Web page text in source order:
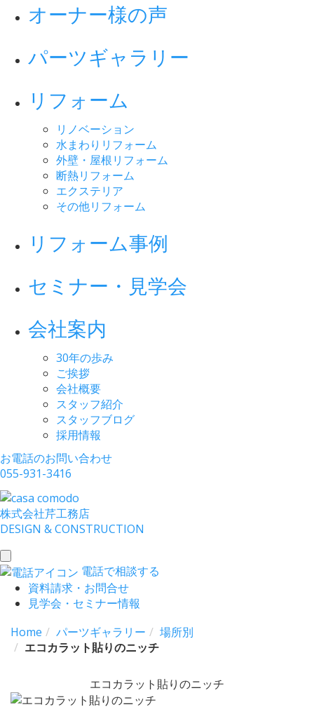
オーナー様の声
パーツギャラリー
リフォーム
リノベーション
水まわりリフォーム
外壁・屋根リフォーム
断熱リフォーム
エクステリア
その他リフォーム
リフォーム事例
セミナー・見学会
会社案内
30年の歩み
ご挨拶
会社概要
スタッフ紹介
スタッフブログ
採用情報
お電話のお問い合わせ
055-931-3416
株式会社芹工務店
DESIGN &CONSTRUCTION
toggle
navigation
電話で相談する
資料請求・お問合せ
見学会・セミナー情報
Home
パーツギャラリー
場所別
エコカラット貼りのニッチ
エコカラット貼りのニッチ